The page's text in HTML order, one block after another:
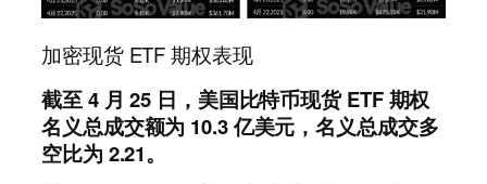
加密现货 ETF 期权表现
截至 4 月 25 日，美国比特币现货 ETF 期权
名义总成交额为 10.3 亿美元，名义总成交多
空比为 2.21。